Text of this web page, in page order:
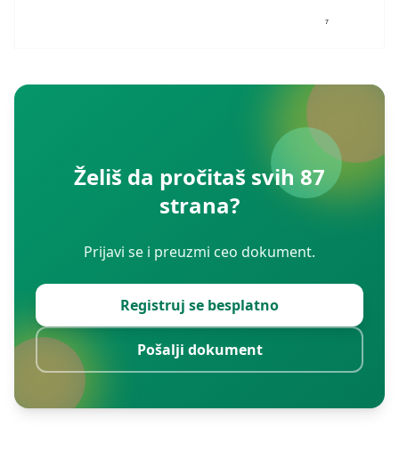
7
Želiš da pročitaš svih 87
strana?
Prijavi se i preuzmi ceo dokument.
Registruj se besplatno
Pošalji dokument